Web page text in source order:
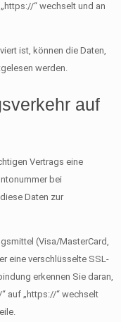
“ wechselt und an
ist, können die Daten,
werden.
auf
Vertrags eine
bei
Daten zur
(Visa/MasterCard,
eine verschlüsselte SSL-
erkennen Sie daran,
auf „https://“ wechselt